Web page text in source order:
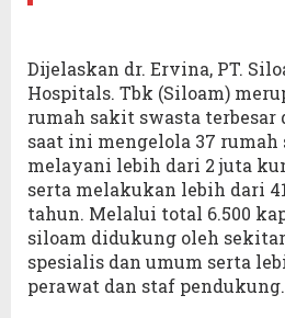
Dijelaskan dr. Ervina, PT.
Hospitals. Tbk (Siloam)
rumah sakit swasta terbesar
saat ini mengelola 37
melayani lebih dari 2 juta
serta melakukan lebih dari
tahun. Melalui total 6.500
siloam didukung oleh
spesialis dan umum serta
perawat dan staf pendukung.